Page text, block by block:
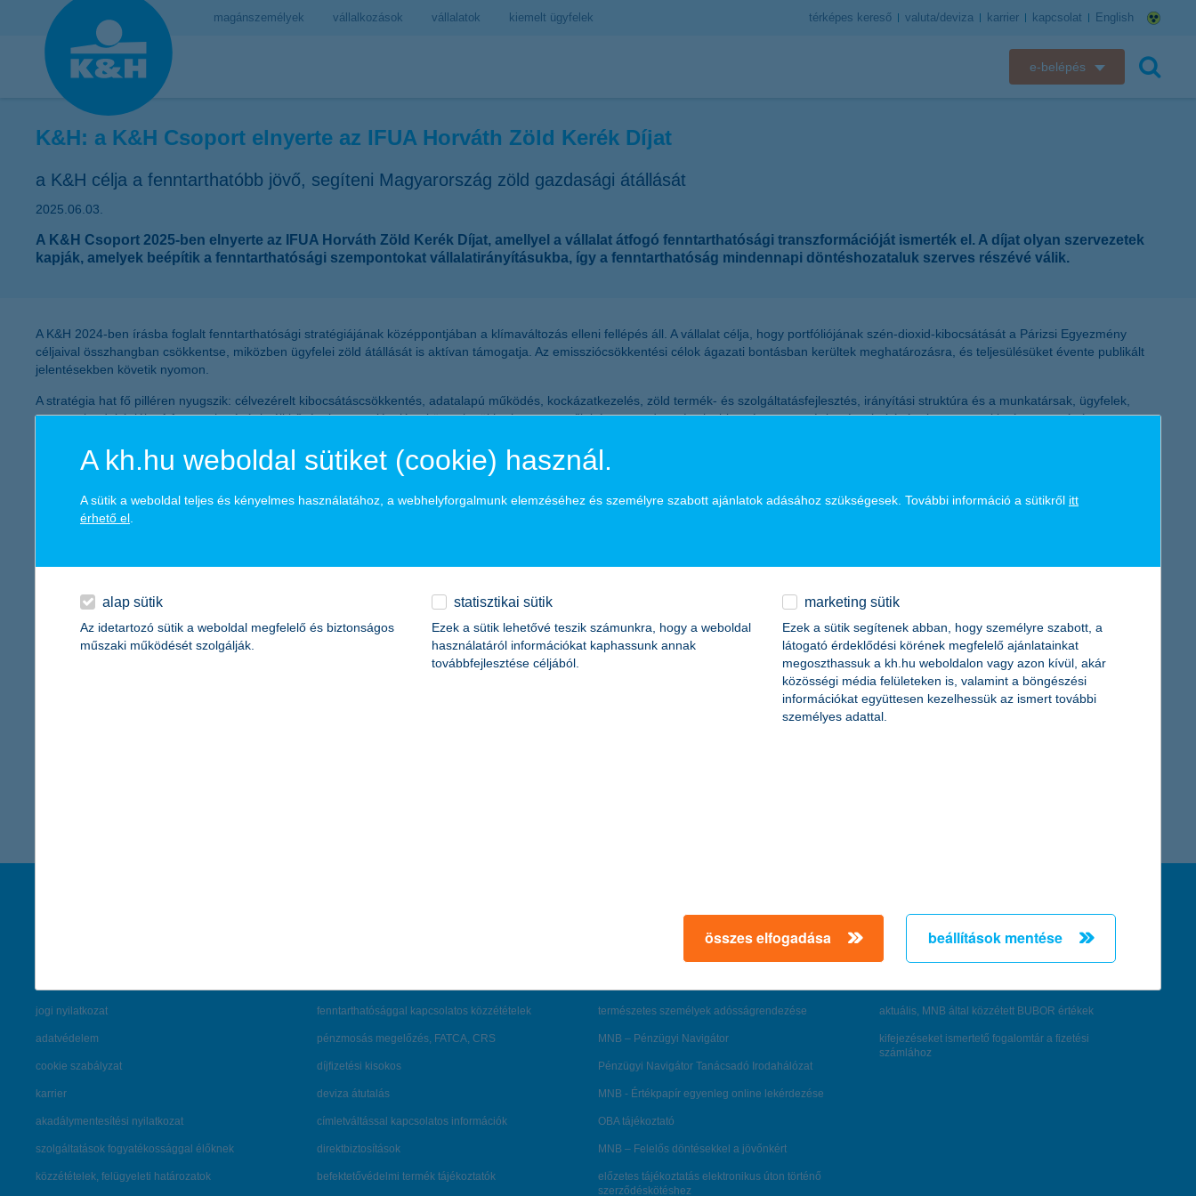
magánszemélyek vállalkozások vállalatok kiemelt ügyfelek térképes kereső valuta/deviza karrier kapcsolat English
e-belépés
K&H web Electra
K&H SZÉP Kártya
K&H token megújítás
K&H: a K&H Csoport elnyerte az IFUA Horváth Zöld Kerék Díjat
a K&H célja a fenntarthatóbb jövő, segíteni Magyarország zöld gazdasági átállását
2025.06.03.
A K&H Csoport 2025-ben elnyerte az IFUA Horváth Zöld Kerék Díjat, amellyel a vállalat átfogó fenntarthatósági transzformációját ismerték el. A díjat olyan szervezetek
kapják, amelyek beépítik a fenntarthatósági szempontokat vállalatirányításukba, így a fenntarthatóság mindennapi döntéshozataluk szerves részévé válik.
A K&H 2024-ben írásba foglalt fenntarthatósági stratégiájának középpontjában a klímaváltozás elleni fellépés áll. A vállalat célja, hogy portfóliójának szén-dioxid-kibocsátását a Párizsi Egyezmény
céljaival összhangban csökkentse, miközben ügyfelei zöld átállását is aktívan támogatja. Az emissziócsökkentési célok ágazati bontásban kerültek meghatározásra, és teljesülésüket évente publikált
jelentésekben követik nyomon.
A stratégia hat fő pilléren nyugszik: célvezérelt kibocsátáscsökkentés, adatalapú működés, kockázatkezelés, zöld termék- és szolgáltatásfejlesztés, irányítási struktúra és a munkatársak, ügyfelek,
partnerek edukációja. A fenntarthatósági célkitűzések megvalósulása közvetlenül hathat a vezetők bónuszrendszerére is, biztosítva a stratégia végrehajtásának szervezeti beágyazottságát.
A zöld termékek között kiemelt szerepet kap a K&H zöld lakáshitel, az energiahatékonysági kalkulátor, valamint a 27-féle felelős befektetési alap. A vállalati szegmensben zöld hitelek, fenntartható
lízingmegoldások és egyedülálló ÜHG-kalkulátor segíti az ESG-felkészültséget. A 2024-es év végére a bank zöld minősítésű hitelállománya meghaladta a 460 milliárd forintot, a felelős befektetésekben
„A Zöld Kerék Díj komoly elismerés számunkra, és megerősítés abban, hogy jó úton járunk. Fenntarthatósági stratégiánk nemcsak válasz a globális kihívásokra, hanem lehetőség arra is, hogy
A K&H célja, hogy a következő években tovább bővítse zöld portfólióját, hangsúlyt helyezve a biodiverzitás és a vízvédelem témaköreire is. A fenntarthatóságot minden üzleti döntésbe beépítve a
Kapcsolattartó
jogi nyilatkozat
adatvédelem
cookie szabályzat
karrier
akadálymentesítési nyilatkozat
szolgáltatások fogyatékossággal élőknek
közzétételek, felügyeleti határozatok
fenntarthatósággal kapcsolatos közzétételek
pénzmosás megelőzés, FATCA, CRS
díjfizetési kisokos
deviza átutalás
címletváltással kapcsolatos információk
direktbiztosítások
befektetővédelmi termék tájékoztatók
természetes személyek adósságrendezése
MNB – Pénzügyi Navigátor
Pénzügyi Navigátor Tanácsadó Irodahálózat
MNB - Értékpapír egyenleg online lekérdezése
OBA tájékoztató
MNB – Felelős döntésekkel a jövőnkért
előzetes tájékoztatás elektronikus úton történő
szerződéskötéshez
általános szerződési feltételek
aktuális, MNB által közzétett BUBOR értékek
kifejezéseket ismertető fogalomtár a fizetési
számlához
A kh.hu weboldal sütiket (cookie) használ.
A sütik a weboldal teljes és kényelmes használatához, a webhelyforgalmunk elemzéséhez és személyre szabott ajánlatok adásához szükségesek. További információ a sütikről itt
érhető el
alap sütik
Az idetartozó sütik a weboldal megfelelő és biztonságos
műszaki működését szolgálják.
statisztikai sütik
Ezek a sütik lehetővé teszik számunkra, hogy a weboldal
használatáról információkat kaphassunk annak
továbbfejlesztése céljából.
marketing sütik
Ezek a sütik segítenek abban, hogy személyre szabott, a
látogató érdeklődési körének megfelelő ajánlatainkat
megoszthassuk a kh.hu weboldalon vagy azon kívül, akár
közösségi média felületeken is, valamint a böngészési
információkat együttesen kezelhessük az ismert további
személyes adattal.
összes elfogadása beállítások mentése